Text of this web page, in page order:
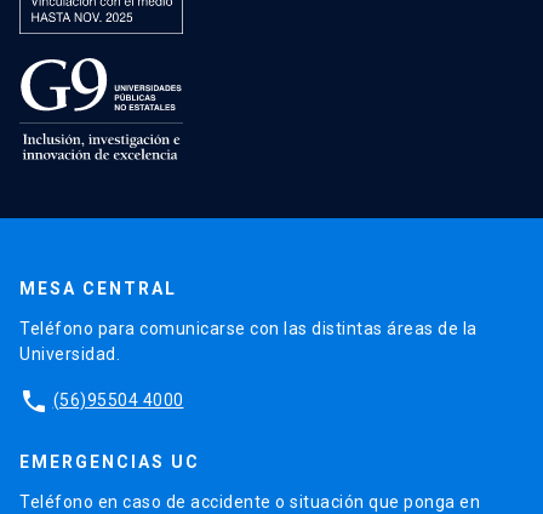
MESA CENTRAL
Teléfono para comunicarse con las distintas áreas de la
Universidad.
phone (56)95504 4000
EMERGENCIAS UC
Teléfono en caso de accidente o situación que ponga en